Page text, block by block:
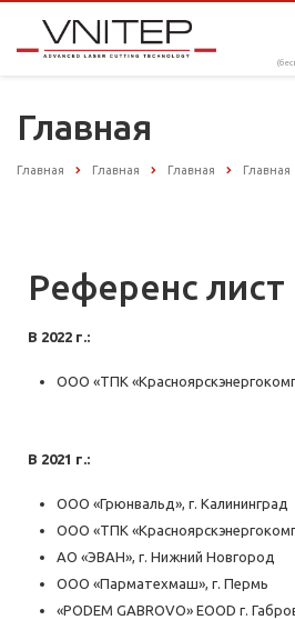
Главная
Главная Главная Главная Главная
Референс лист
В 2022 г.:
ООО «ТПК
В 2021 г.:
ООО «Грюнвальд», г. Калининград
ООО «ТПК
АО «ЭВАН», г. Нижний Новгород
ООО «Парматехмаш», г. Пермь
«PODEM GABROVO» EOOD г.